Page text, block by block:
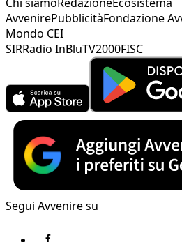
AvvenirePubblicitàFondazione
Mondo CEI
SIRRadio InBluTV2000FISC
Segui Avvenire su